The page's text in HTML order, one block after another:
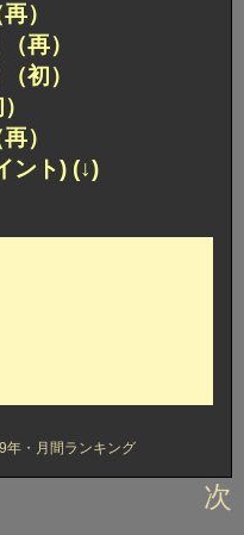
）
再）
初）
）
ント) (↓)
年 ・ 月間ランキング
次